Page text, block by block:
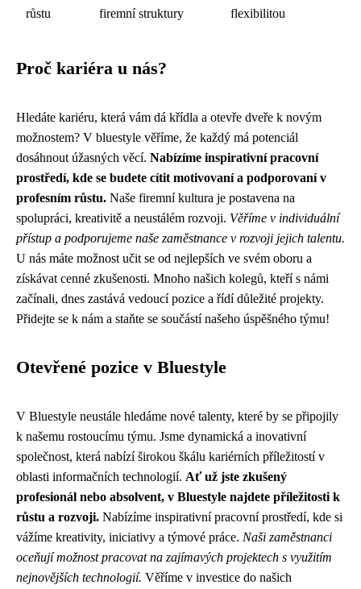
růstu firemní struktury flexibilitou
Proč kariéra u nás?
Hledáte kariéru, která vám dá křídla a otevře dveře k novým
možnostem? V bluestyle věříme, že každý má potenciál
dosáhnout úžasných věcí. Nabízíme inspirativní pracovní
prostředí, kde se budete cítit motivovaní a podporovaní v
profesním růstu. Naše firemní kultura je postavena na
spolupráci, kreativitě a neustálém rozvoji. Věříme v individuální
přístup a podporujeme naše zaměstnance v rozvoji jejich talentu.
U nás máte možnost učit se od nejlepších ve svém oboru a
získávat cenné zkušenosti. Mnoho našich kolegů, kteří s námi
začínali, dnes zastává vedoucí pozice a řídí důležité projekty.
Přidejte se k nám a staňte se součástí našeho úspěšného týmu!
Otevřené pozice v Bluestyle
V Bluestyle neustále hledáme nové talenty, které by se připojily
k našemu rostoucímu týmu. Jsme dynamická a inovativní
společnost, která nabízí širokou škálu kariérních příležitostí v
oblasti informačních technologií. Ať už jste zkušený
profesionál nebo absolvent, v Bluestyle najdete příležitosti k
růstu a rozvoji. Nabízíme inspirativní pracovní prostředí, kde si
vážíme kreativity, iniciativy a týmové práce. Naši zaměstnanci
oceňují možnost pracovat na zajímavých projektech s využitím
nejnovějších technologií. Věříme v investice do našich